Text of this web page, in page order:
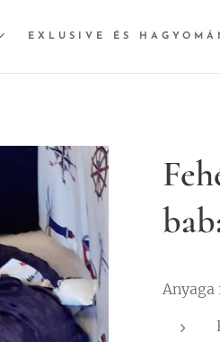
EXLUSIVE ÉS
Anyaga